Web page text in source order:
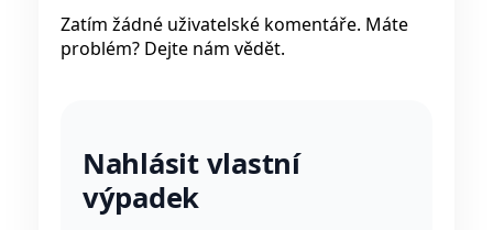
Zatím žádné uživatelské komentáře. Máte
problém? Dejte nám vědět.
Nahlásit vlastní
výpadek